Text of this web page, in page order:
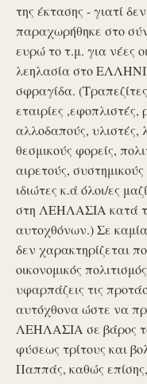
της έκτασης - γιατί δεν
παραχωρήθηκε στο
ευρώ το τ.μ. για νέες
λεηλασία στο
σφραγίδα.
εταιρίες
αλλοδαπούς, υλιστές,
θεσμικούς φορείς,
αιρετούς,
ιδιώτες κ.ά όλοι/ες
στη ΛΕΗΛΑΣΙΑ κατά
αυτοχθόνων.) Σε
δεν χαρακτηρίζεται
οικονομικός
υφαρπάζεις τις
αυτόχθονα ώστε να
ΛΕΗΛΑΣΙΑ σε βάρος
φύσεως τρίτους και
Παππάς, καθώς